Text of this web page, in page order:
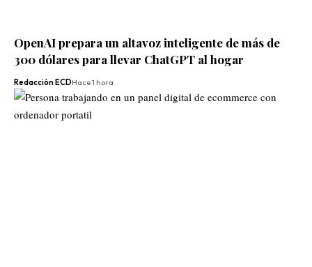
OpenAI prepara un altavoz inteligente de más de
300 dólares para llevar ChatGPT al hogar
Redacción ECDHace 1 hora